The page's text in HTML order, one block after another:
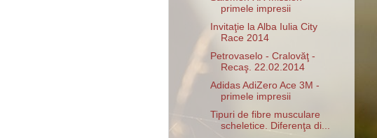
primele impresii
Invitaţie la Alba Iulia City
Race 2014
Petrovaselo - Cralovăţ -
Recaş. 22.02.2014
Adidas AdiZero Ace 3M -
primele impresii
Tipuri de fibre musculare
scheletice. Diferenţa di...